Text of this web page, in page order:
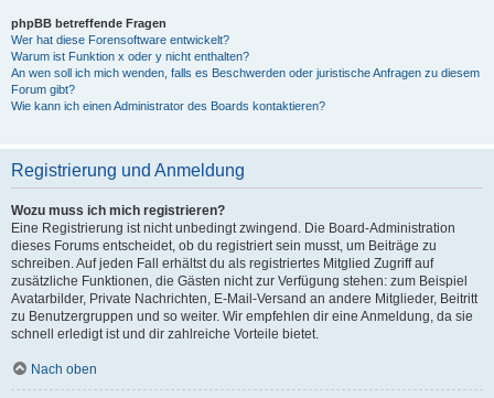
phpBB betreffende Fragen
Wer hat diese Forensoftware entwickelt?
Warum ist Funktion x oder y nicht enthalten?
An wen soll ich mich wenden, falls es Beschwerden oder juristische Anfragen zu diesem
Forum gibt?
Wie kann ich einen Administrator des Boards kontaktieren?
Registrierung und Anmeldung
Wozu muss ich mich registrieren?
Eine Registrierung ist nicht unbedingt zwingend. Die Board-Administration
dieses Forums entscheidet, ob du registriert sein musst, um Beiträge zu
schreiben. Auf jeden Fall erhältst du als registriertes Mitglied Zugriff auf
zusätzliche Funktionen, die Gästen nicht zur Verfügung stehen: zum Beispiel
Avatarbilder, Private Nachrichten, E-Mail-Versand an andere Mitglieder, Beitritt
zu Benutzergruppen und so weiter. Wir empfehlen dir eine Anmeldung, da sie
schnell erledigt ist und dir zahlreiche Vorteile bietet.
Nach oben